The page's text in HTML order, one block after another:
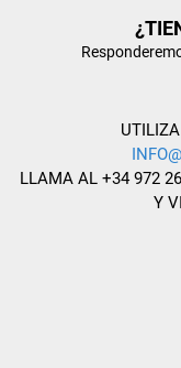
LLAMA AL +34 972
Y